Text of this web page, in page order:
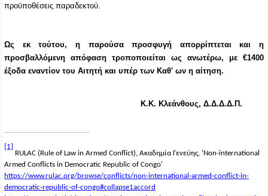
προϋποθέσεις παραδεκτού.
Ως εκ τούτου, η παρούσα προσφυγή απορρίπτεται και η
προσβαλλόμενη απόφαση τροποποιείται ως ανωτέρω, με €1400
έξοδα εναντίον του Αιτητή και υπέρ των Καθ' ων η αίτηση.
Κ.Κ. Κλεάνθους, Δ.Δ.Δ.Δ.Π.
[1]
RULAC (Rule of Law in Armed Conflict), Ακαδημία Γενεύης, 'Non-international
Armed Conflicts in Democratic Republic of Congo'
https://www.rulac.org/browse/conflicts/non-international-armed-conflict-in-
democratic-republic-of-congo#collapse1accord